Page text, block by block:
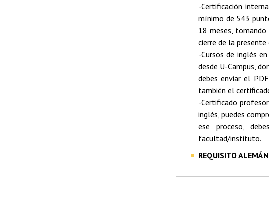
-Certificación
mínimo de 543
18 meses,
cierre de la
-Cursos de inglés
desde U-Campus,
debes enviar el
también el
-Certificado
inglés, puedes
ese proceso,
facultad/instituto.
REQUISITO